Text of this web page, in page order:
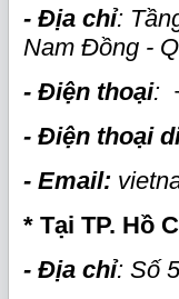
- Địa chỉ:
Nam Đồng -
- Điện thoại:
- Điện thoại
- Email:
* Tại TP. Hồ
- Địa chỉ: Số